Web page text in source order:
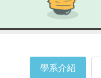
學系介紹